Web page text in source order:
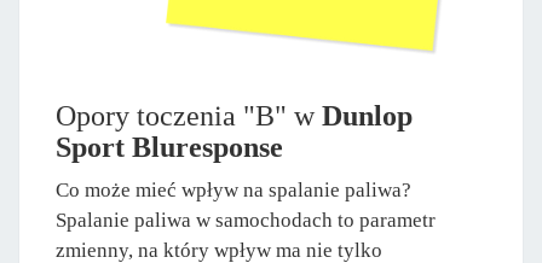
Opory toczenia "B" wDunlop
Sport Bluresponse
Co może mieć wpływ na spalanie paliwa?
Spalanie paliwa w samochodach to parametr
zmienny, na który wpływ ma nie tylko